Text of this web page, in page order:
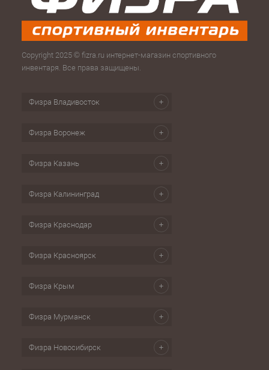
Copyright 2025 © fizra.ru интернет-магазин спортивного
инвентаря. Все права защищены.
Физра Владивосток
Физра Воронеж
Физра Казань
Физра Калининград
Физра Краснодар
Физра Красноярск
Физра Крым
Физра Мурманск
Физра Новосибирск